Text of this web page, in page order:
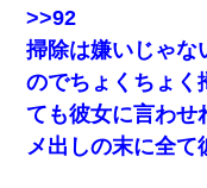
>>92
掃除は嫌いじゃな
のでちょくちょく
ても彼女に言わせ
メ出しの末に全て